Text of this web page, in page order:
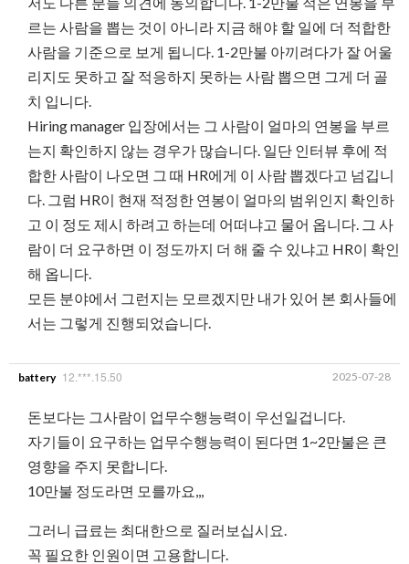
르는 사람을 뽑는 것이 아니라 지금 해야 할 일에 더 적합한
사람을 기준으로 보게 됩니다. 1-2만불 아끼려다가 잘 어울
리지도 못하고 잘 적응하지 못하는 사람 뽑으면 그게 더 골
치 입니다.
Hiring manager 입장에서는 그 사람이 얼마의 연봉을 부르
는지 확인하지 않는 경우가 많습니다. 일단 인터뷰 후에 적
합한 사람이 나오면 그 때 HR에게 이 사람 뽑겠다고 넘깁니
다. 그럼 HR이 현재 적정한 연봉이 얼마의 범위인지 확인하
고 이 정도 제시 하려고 하는데 어떠냐고 물어 옵니다. 그 사
람이 더 요구하면 이 정도까지 더 해 줄 수 있냐고 HR이 확인
해 옵니다.
모든 분야에서 그런지는 모르겠지만 내가 있어 본 회사들에
서는 그렇게 진행되었습니다.
battery 12.***.15.50 2025-07-28
돈보다는 그사람이 업무수행능력이 우선일겁니다.
자기들이 요구하는 업무수행능력이 된다면 1~2만불은 큰
영향을 주지 못합니다.
10만불 정도라면 모를까요,,,
그러니 급료는 최대한으로 질러보십시요.
꼭 필요한 인원이면 고용합니다.